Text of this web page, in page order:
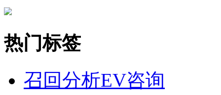
热门标签
召回分析EV咨询